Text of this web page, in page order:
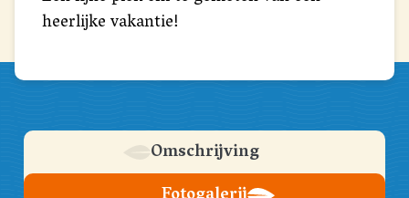
heerlijke vakantie!
Omschrijving